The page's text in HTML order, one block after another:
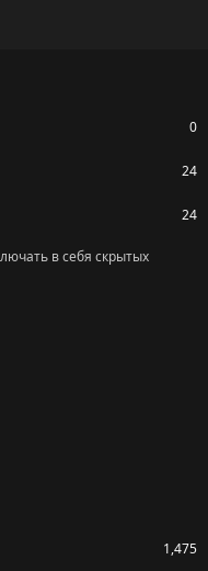
0
24
24
в себя скрытых
1,475